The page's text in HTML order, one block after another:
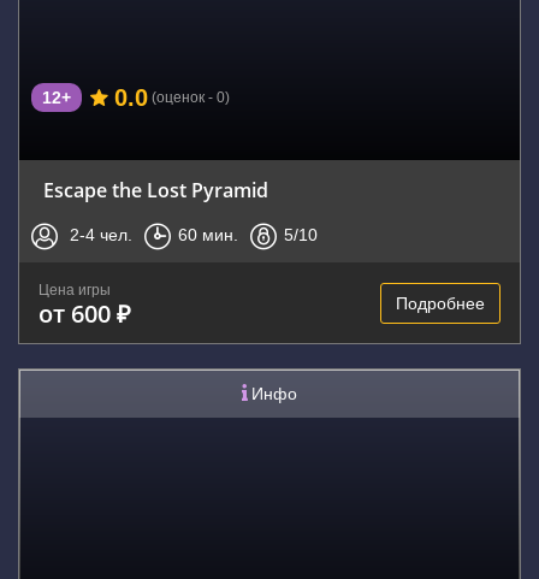
12+ 0.0 (оценок - 0)
Escape the Lost Pyramid
2-4 чел. 60 мин. 5/10
Цена игры
от 600 ₽ Подробнее
Инфо